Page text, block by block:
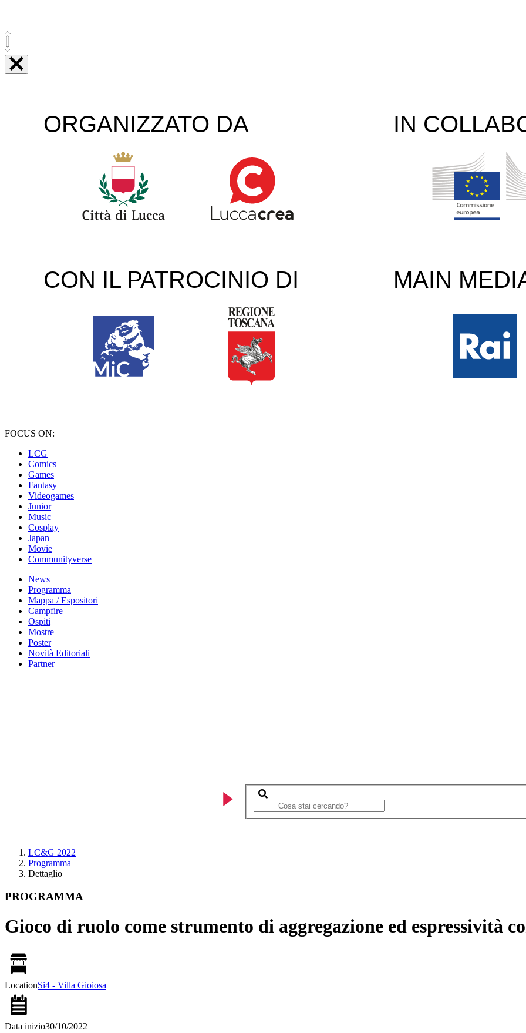
FOCUS ON:
LCG
Comics
Games
Fantasy
Videogames
Junior
Music
Cosplay
Japan
Movie
Communityverse
News
Programma
Mappa / Espositori
Campfire
Ospiti
Mostre
Poster
Novità Editoriali
Partner
LC&G 2022
Programma
Dettaglio
PROGRAMMA
Gioco di ruolo come strumento di aggregazione ed espressività
LocationSi4 - Villa Gioiosa
Data inizio30/10/2022